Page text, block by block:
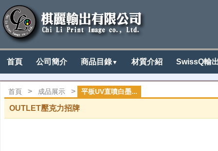
首頁 公司簡介 商品目錄▼ 材質介紹 SwissQ輸
首頁 > 成品展示 > 平板UV直噴白墨...
OUTLET壓克力招牌